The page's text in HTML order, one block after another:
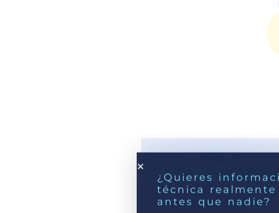
¿Quieres
técnica
antes que nadie?